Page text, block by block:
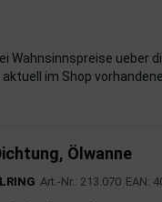
Wahnsinnspreise ueber
im Shop
Ölwanne
Art.-Nr.: 213.070 EAN: